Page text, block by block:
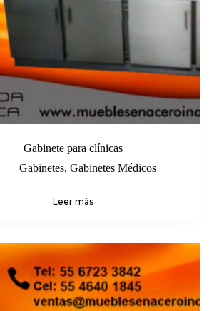
Gabinete para clínicas
Gabinetes, Gabinetes Médicos
Leer más